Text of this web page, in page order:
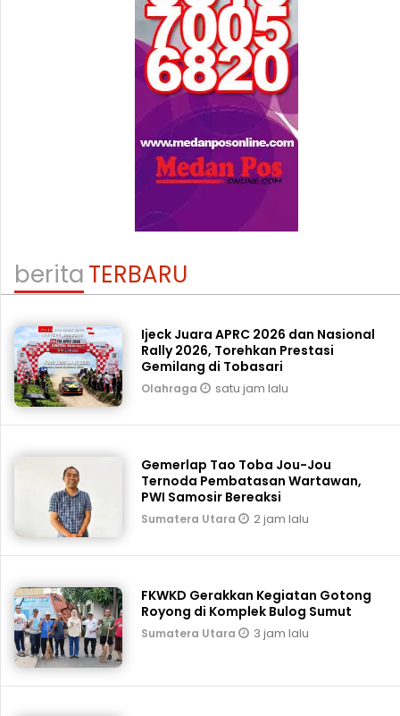
beritaTERBARU
Ijeck Juara APRC 2026 dan Nasional
Rally 2026, Torehkan Prestasi
Gemilang di Tobasari
Olahraga satu jam lalu
Gemerlap Tao Toba Jou-Jou
Ternoda Pembatasan Wartawan,
PWI Samosir Bereaksi
Sumatera Utara 2 jam lalu
FKWKD Gerakkan Kegiatan Gotong
Royong di Komplek Bulog Sumut
Sumatera Utara 3 jam lalu